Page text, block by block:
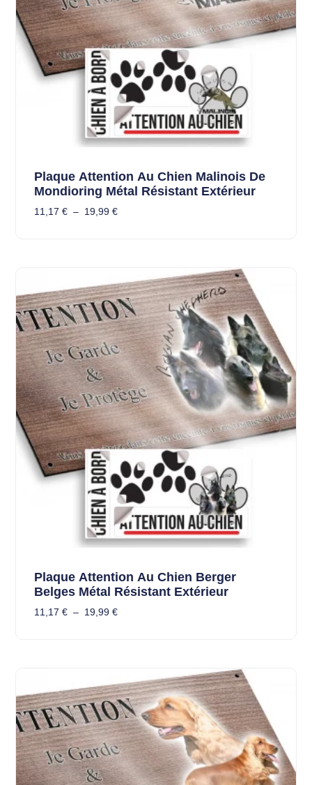
Plaque Attention Au Chien Malinois De
Mondioring Métal Résistant Extérieur
11,17 € – 19,99 €
Plaque Attention Au Chien Berger
Belges Métal Résistant Extérieur
11,17 € – 19,99 €